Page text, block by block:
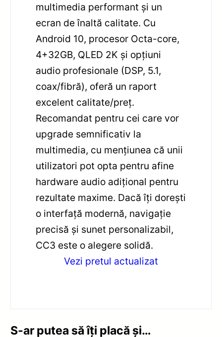
multimedia performant și un
ecran de înaltă calitate. Cu
Android 10, procesor Octa-core,
4+32GB, QLED 2K și opțiuni
audio profesionale (DSP, 5.1,
coax/fibră), oferă un raport
excelent calitate/preț.
Recomandat pentru cei care vor
upgrade semnificativ la
multimedia, cu mențiunea că unii
utilizatori pot opta pentru afine
hardware audio adițional pentru
rezultate maxime. Dacă îți dorești
o interfață modernă, navigație
precisă și sunet personalizabil,
CC3 este o alegere solidă.
Vezi pretul actualizat
S-ar putea să îți placă și…